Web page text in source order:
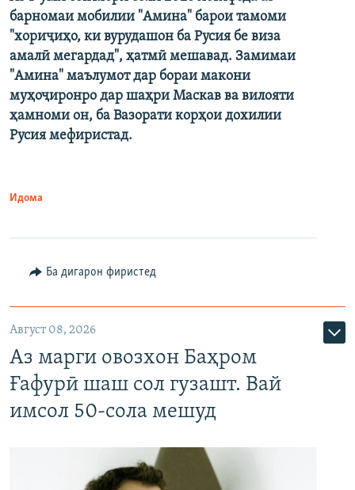
барномаи мобилии "Амина" барои тамоми
"хориҷиҳо, ки вурудашон ба Русия бе виза
амалӣ мегардад", ҳатмӣ мешавад. Замимаи
"Амина" маълумот дар бораи макони
муҳоҷиронро дар шаҳри Маскав ва вилояти
ҳамноми он, ба Вазорати корҳои дохилии
Русия мефиристад.
Идома
Ба дигарон фиристед
Август 08, 2026
Аз марги овозхон Баҳром
Ғафурӣ шаш сол гузашт. Вай
имсол 50-сола мешуд